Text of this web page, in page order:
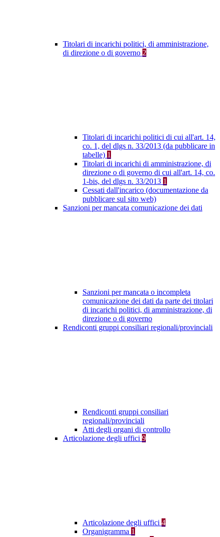
Titolari di incarichi politici, di amministrazione,
di direzione o di governo 2
Titolari di incarichi politici di cui all'art. 14,
co. 1, del dlgs n. 33/2013 (da pubblicare in
tabelle) 1
Titolari di incarichi di amministrazione, di
direzione o di governo di cui all'art. 14, co.
1-bis, del dlgs n. 33/2013 1
Cessati dall'incarico (documentazione da
pubblicare sul sito web)
Sanzioni per mancata comunicazione dei dati
Sanzioni per mancata o incompleta
comunicazione dei dati da parte dei titolari
di incarichi politici, di amministrazione, di
direzione o di governo
Rendiconti gruppi consiliari regionali/provinciali
Rendiconti gruppi consiliari
regionali/provinciali
Atti degli organi di controllo
Articolazione degli uffici 9
Articolazione degli uffici 4
Organigramma 1